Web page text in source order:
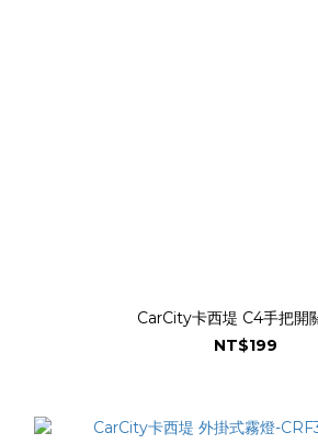
CarCity卡西堤 C4手把開
NT$199